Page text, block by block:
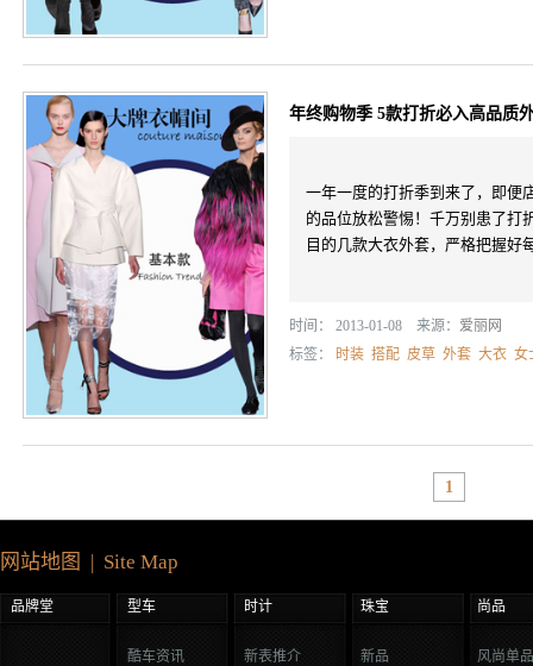
年终购物季 5款打折必入高品质
一年一度的打折季到来了，即便
的品位放松警惕！千万别患了打
目的几款大衣外套，严格把握好
时间： 2013-01-08 来源： 爱丽网
标签： 时装 搭配 皮草 外套 大衣 女
1
网站地图 | Site Map
品牌堂 型车 时计 珠宝 尚品
酷车资讯 新表推介 新品 风尚单品